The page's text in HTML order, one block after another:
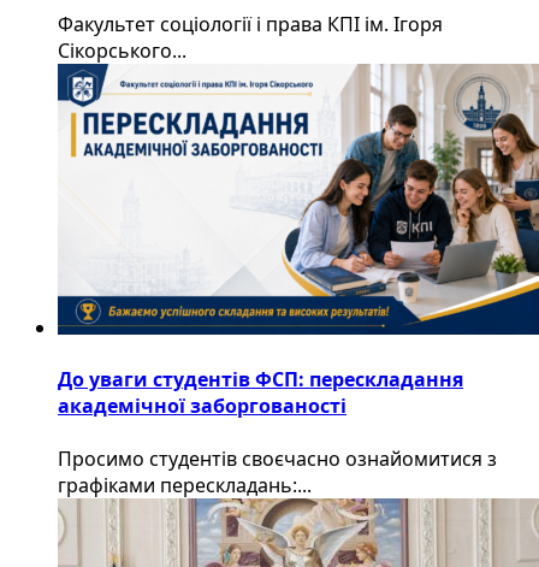
Факультет соціології і права КПІ ім. Ігоря
Сікорського...
До уваги студентів ФСП: перескладання
академічної заборгованості
Просимо студентів своєчасно ознайомитися з
графіками перескладань:...